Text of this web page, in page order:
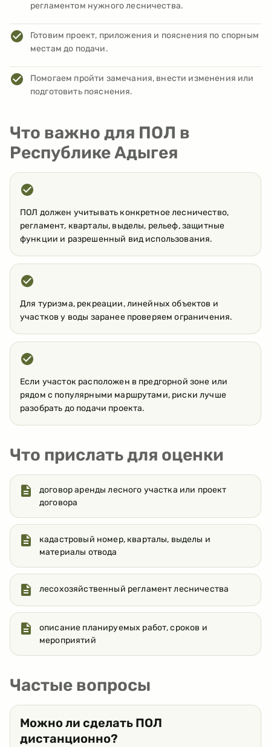
регламентом нужного лесничества.
Готовим проект, приложения и пояснения по спорным
местам до подачи.
Помогаем пройти замечания, внести изменения или
подготовить пояснения.
Что важно для ПОЛ в
Республике Адыгея
ПОЛ должен учитывать конкретное лесничество,
регламент, кварталы, выделы, рельеф, защитные
функции и разрешенный вид использования.
Для туризма, рекреации, линейных объектов и
участков у воды заранее проверяем ограничения.
Если участок расположен в предгорной зоне или
рядом с популярными маршрутами, риски лучше
разобрать до подачи проекта.
Что прислать для оценки
договор аренды лесного участка или проект
договора
кадастровый номер, кварталы, выделы и
материалы отвода
лесохозяйственный регламент лесничества
описание планируемых работ, сроков и
мероприятий
Частые вопросы
Можно ли сделать ПОЛ
дистанционно?